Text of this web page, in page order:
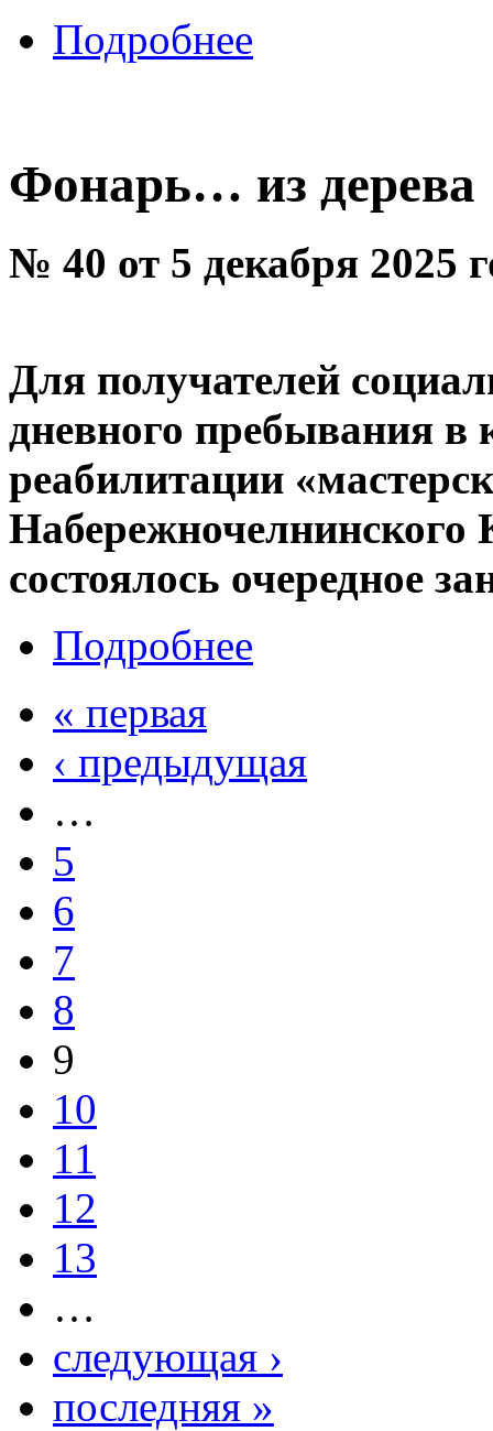
Подробнее
Фонарь… из дерева
№ 40 от 5 декабря 2025
Для получателей
дневного пребывания в
реабилитации
состоялось очередное
Подробнее
« первая
‹ предыдущая
…
5
6
7
8
9
10
11
12
13
…
следующая ›
последняя »